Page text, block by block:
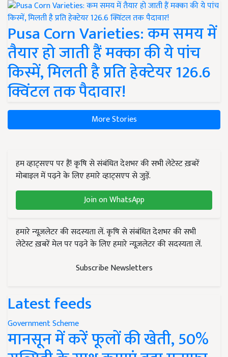
Pusa Corn Varieties: कम समय में
तैयार हो जाती हैं मक्का की ये पांच
किस्में, मिलती है प्रति हेक्टेयर 126.6
क्विंटल तक पैदावार!
More Stories
हम व्हाट्सएप पर हैं! कृषि से संबंधित देशभर की सभी लेटेस्ट ख़बरें
मोबाइल में पढ़ने के लिए हमारे व्हाट्सएप से जुड़ें.
Join on WhatsApp
हमारे न्यूज़लेटर की सदस्यता लें. कृषि से संबंधित देशभर की सभी
लेटेस्ट ख़बरें मेल पर पढ़ने के लिए हमारे न्यूज़लेटर की सदस्यता लें.
Subscribe Newsletters
Latest feeds
Government Scheme
मानसून में करें फूलों की खेती, 50%